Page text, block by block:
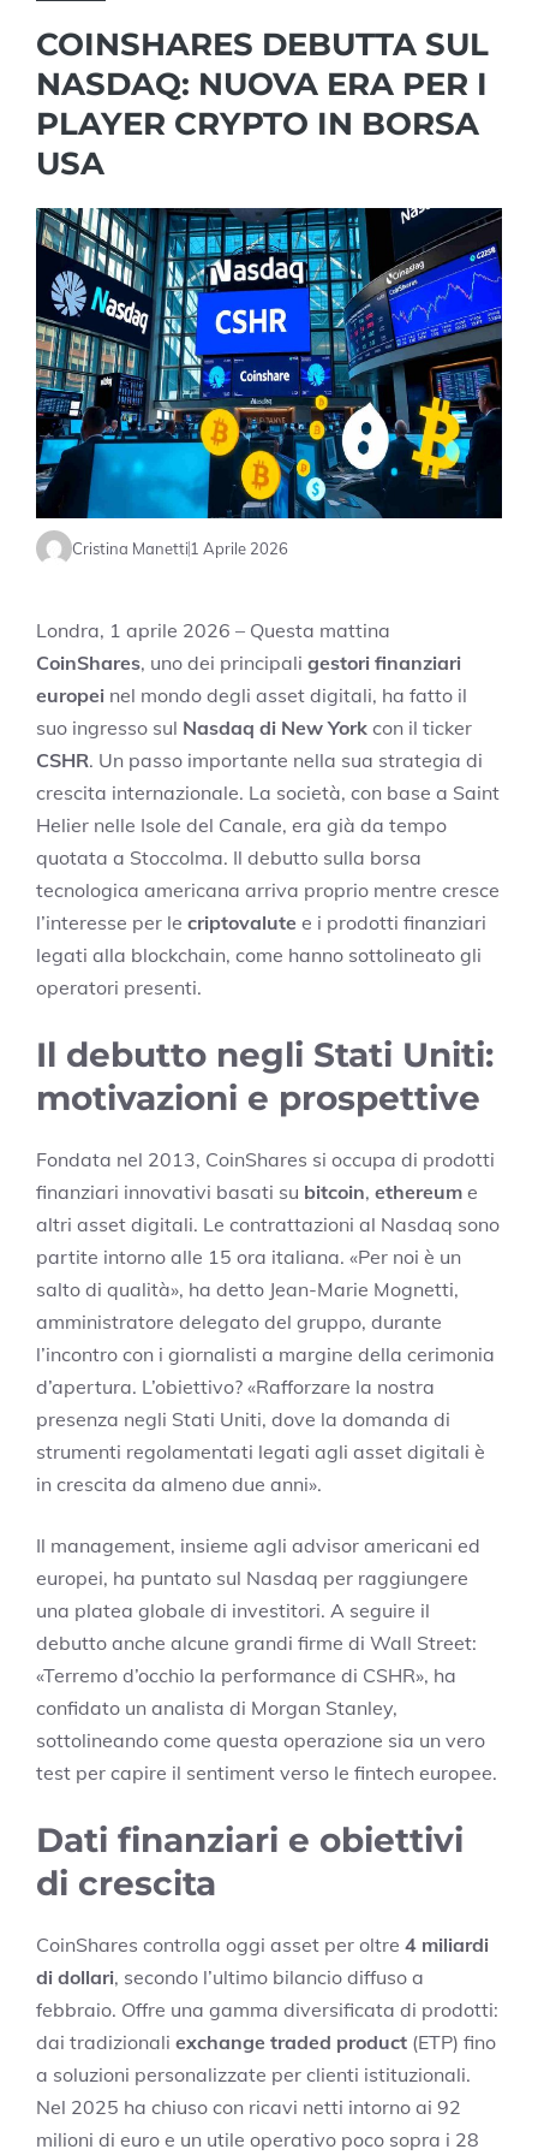
COINSHARES DEBUTTA SUL
NASDAQ: NUOVA ERA PER I
PLAYER CRYPTO IN BORSA
USA
Cristina Manetti1 Aprile 2026
Londra, 1 aprile 2026 – Questa mattina
CoinShares, uno dei principali gestori finanziari
europei nel mondo degli asset digitali, ha fatto il
suo ingresso sul Nasdaq di New York con il ticker
CSHR. Un passo importante nella sua strategia di
crescita internazionale. La società, con base a Saint
Helier nelle Isole del Canale, era già da tempo
quotata a Stoccolma. Il debutto sulla borsa
tecnologica americana arriva proprio mentre cresce
l’interesse per le criptovalute e i prodotti finanziari
legati alla blockchain, come hanno sottolineato gli
operatori presenti.
Il debutto negli Stati Uniti:
motivazioni e prospettive
Fondata nel 2013, CoinShares si occupa di prodotti
finanziari innovativi basati su bitcoin, ethereum e
altri asset digitali. Le contrattazioni al Nasdaq sono
partite intorno alle 15 ora italiana. «Per noi è un
salto di qualità», ha detto Jean-Marie Mognetti,
amministratore delegato del gruppo, durante
l’incontro con i giornalisti a margine della cerimonia
d’apertura. L’obiettivo? «Rafforzare la nostra
presenza negli Stati Uniti, dove la domanda di
strumenti regolamentati legati agli asset digitali è
in crescita da almeno due anni».
Il management, insieme agli advisor americani ed
europei, ha puntato sul Nasdaq per raggiungere
una platea globale di investitori. A seguire il
debutto anche alcune grandi firme di Wall Street:
«Terremo d’occhio la performance di CSHR», ha
confidato un analista di Morgan Stanley,
sottolineando come questa operazione sia un vero
test per capire il sentiment verso le fintech europee.
Dati finanziari e obiettivi
di crescita
CoinShares controlla oggi asset per oltre 4 miliardi
di dollari, secondo l’ultimo bilancio diffuso a
febbraio. Offre una gamma diversificata di prodotti:
dai tradizionali exchange traded product (ETP) fino
a soluzioni personalizzate per clienti istituzionali.
Nel 2025 ha chiuso con ricavi netti intorno ai 92
milioni di euro e un utile operativo poco sopra i 28